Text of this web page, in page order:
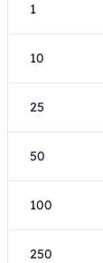
1
10
25
50
100
250